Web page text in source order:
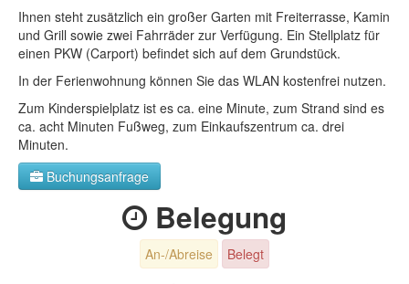
Ihnen steht zusätzlich ein großer Garten mit Freiterrasse, Kamin
und Grill sowie zwei Fahrräder zur Verfügung. Ein Stellplatz für
einen PKW (Carport) befindet sich auf dem Grundstück.
In der Ferienwohnung können Sie das WLAN kostenfrei nutzen.
Zum Kinderspielplatz ist es ca. eine Minute, zum Strand sind es
ca. acht Minuten Fußweg, zum Einkaufszentrum ca. drei
Minuten.
Buchungsanfrage
Belegung
An-/Abreise
Belegt